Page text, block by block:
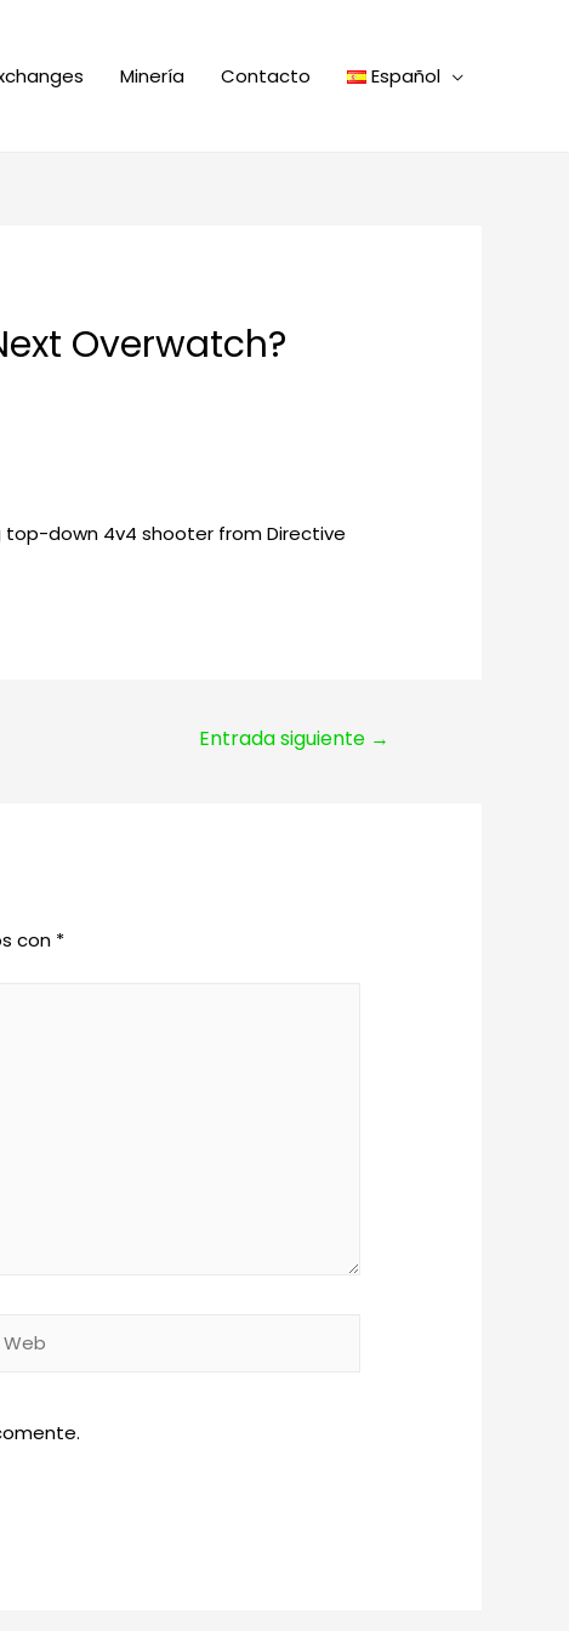
Minería Contacto Español
Overwatch?
top-down 4v4 shooter from Directive
Entrada siguiente →
con *